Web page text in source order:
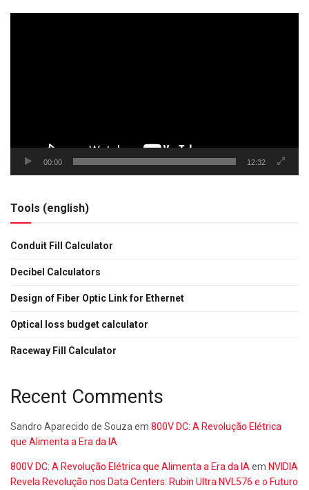
00:00 12:32
Tools (english)
Conduit Fill Calculator
Decibel Calculators
Design of Fiber Optic Link for Ethernet
Optical loss budget calculator
Raceway Fill Calculator
Recent Comments
Sandro Aparecido de Souza em 800V DC: A Revolução Elétrica
que Alimenta a Era da IA
800V DC: A Revolução Elétrica que Alimenta a Era da IA em NVIDIA
Revela Revolução nos Data Centers: Rubin Ultra NVL576 e o Futuro